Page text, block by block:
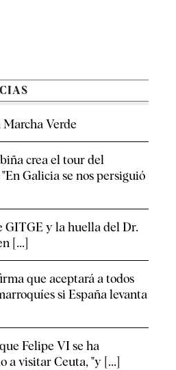
Verde
crea el tour del
Galicia se nos persiguió
GITGE y la huella del Dr.
[...]
que aceptará a todos
si España levanta
Felipe VI se ha
a visitar Ceuta, "y [...]